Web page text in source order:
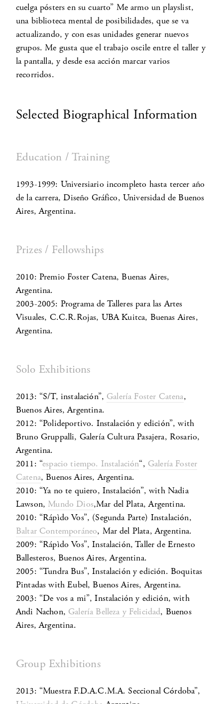
cuelga pósters en su cuarto” Me armo un playslist,
una biblioteca mental de posibilidades, que se va
actualizando, y con esas unidades generar nuevos
grupos. Me gusta que el trabajo oscile entre el taller y
la pantalla, y desde esa acción marcar varios
recorridos.
Selected Biographical Information
Education / Training
1993-1999: Universiario incompleto hasta tercer año
de la carrera, Diseño Gráfico, Universidad de Buenos
Aires, Argentina.
Prizes / Fellowships
2010: Premio Foster Catena, Buenas Aires,
Argentina.
2003-2005: Programa de Talleres para las Artes
Visuales, C.C.R.Rojas, UBA Kuitca, Buenas Aires,
Argentina.
Solo Exhibitions
2013: “S/T, instalación”, Galería Foster Catena,
Buenos Aires, Argentina.
2012: “Polideportivo. Instalación y edición”, with
Bruno Gruppalli, Galería Cultura Pasajera, Rosario,
Argentina.
2011: “espacio tiempo. Instalación“, Galería Foster
Catena, Buenos Aires, Argentina.
2010: “Ya no te quiero, Instalación”, with Nadia
Lawson, Mundo Dios,Mar del Plata, Argentina.
2010: “Rápìdo Vos”, (Segunda Parte) Instalación,
Baltar Contemporáneo, Mar del Plata, Argentina.
2009: “Rápìdo Vos”, Instalación, Taller de Ernesto
Ballesteros, Buenos Aires, Argentina.
2005: “Tundra Bus”, Instalación y edición. Boquitas
Pintadas with Eubel, Buenos Aires, Argentina.
2003: “De vos a mi”, Instalación y edición, with
Andi Nachon, Galería Belleza y Felicidad, Buenos
Aires, Argentina.
Group Exhibitions
2013: “Muestra F.D.A.C.M.A. Seccional Córdoba”,